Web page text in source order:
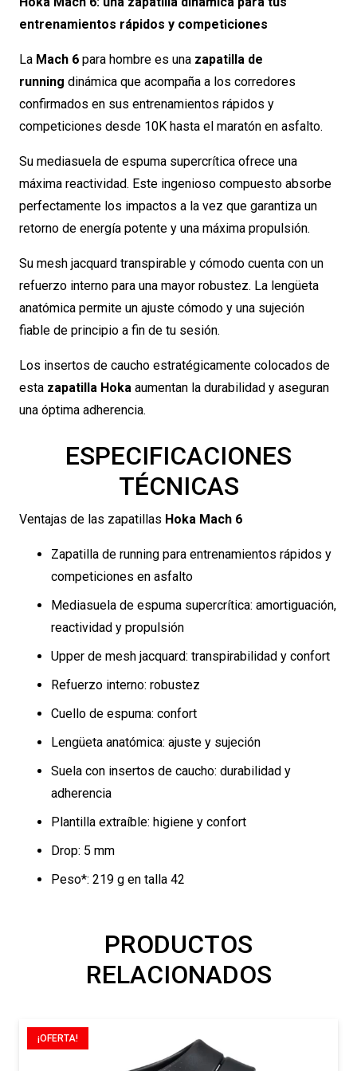
entrenamientos rápidos y competiciones
La Mach 6 para hombre es una zapatilla de
running dinámica que acompaña a los corredores
confirmados en sus entrenamientos rápidos y
competiciones desde 10K hasta el maratón en asfalto.
Su mediasuela de espuma supercrítica ofrece una
máxima reactividad. Este ingenioso compuesto absorbe
perfectamente los impactos a la vez que garantiza un
retorno de energía potente y una máxima propulsión.
Su mesh jacquard transpirable y cómodo cuenta con un
refuerzo interno para una mayor robustez. La lengüeta
anatómica permite un ajuste cómodo y una sujeción
fiable de principio a fin de tu sesión.
Los insertos de caucho estratégicamente colocados de
esta zapatilla Hoka aumentan la durabilidad y aseguran
una óptima adherencia.
ESPECIFICACIONES
TÉCNICAS
Ventajas de las zapatillas Hoka Mach 6
Zapatilla de running para entrenamientos rápidos y
competiciones en asfalto
Mediasuela de espuma supercrítica: amortiguación,
reactividad y propulsión
Upper de mesh jacquard: transpirabilidad y confort
Refuerzo interno: robustez
Cuello de espuma: confort
Lengüeta anatómica: ajuste y sujeción
Suela con insertos de caucho: durabilidad y
adherencia
Plantilla extraíble: higiene y confort
Drop: 5 mm
Peso*: 219 g en talla 42
PRODUCTOS
RELACIONADOS
¡OFERTA!